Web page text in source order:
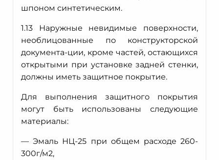
шпоном синтетическим.
1.13 Наружные невидимые поверхности,
необлицованные по конструкторской
документа-ции, кроме частей, остающихся
открытыми при установке задней стенки,
должны иметь защитное покрытие.
Для выполнения защитного покрытия
могут быть использованы следующие
материалы:
— Эмаль НЦ-25 при общем расходе 260-
300г/м2,